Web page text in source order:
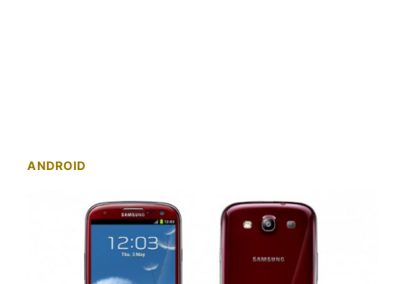
ANDROID